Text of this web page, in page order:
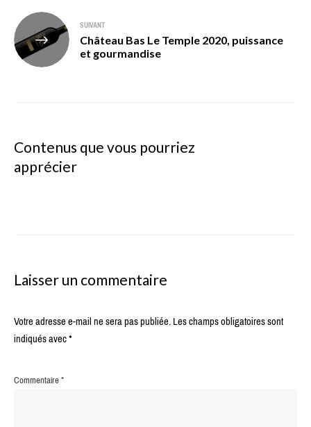
SUIVANT
Château Bas Le Temple 2020, puissance
et gourmandise
Contenus que vous pourriez
apprécier
Laisser un commentaire
Votre adresse e-mail ne sera pas publiée.Les champs obligatoires sont
indiqués avec*
Commentaire*